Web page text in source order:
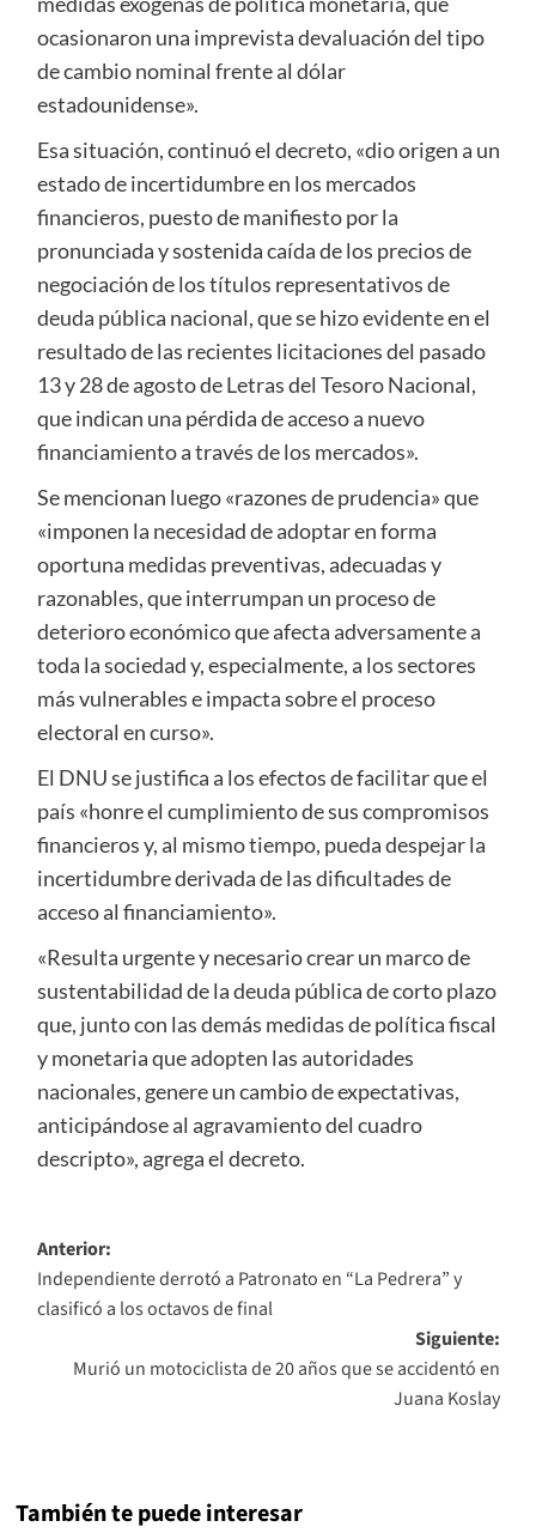
ocasionaron una imprevista devaluación del tipo
de cambio nominal frente al dólar
estadounidense».
Esa situación, continuó el decreto, «dio origen a un
estado de incertidumbre en los mercados
financieros, puesto de manifiesto por la
pronunciada y sostenida caída de los precios de
negociación de los títulos representativos de
deuda pública nacional, que se hizo evidente en el
resultado de las recientes licitaciones del pasado
13 y 28 de agosto de Letras del Tesoro Nacional,
que indican una pérdida de acceso a nuevo
financiamiento a través de los mercados».
Se mencionan luego «razones de prudencia» que
«imponen la necesidad de adoptar en forma
oportuna medidas preventivas, adecuadas y
razonables, que interrumpan un proceso de
deterioro económico que afecta adversamente a
toda la sociedad y, especialmente, a los sectores
más vulnerables e impacta sobre el proceso
electoral en curso».
El DNU se justifica a los efectos de facilitar que el
país «honre el cumplimiento de sus compromisos
financieros y, al mismo tiempo, pueda despejar la
incertidumbre derivada de las dificultades de
acceso al financiamiento».
«Resulta urgente y necesario crear un marco de
sustentabilidad de la deuda pública de corto plazo
que, junto con las demás medidas de política fiscal
y monetaria que adopten las autoridades
nacionales, genere un cambio de expectativas,
anticipándose al agravamiento del cuadro
descripto», agrega el decreto.
Navegación
de
entradas
Anterior:
Independiente derrotó a Patronato en “La Pedrera” y
clasificó a los octavos de final
Siguiente:
Murió un motociclista de 20 años que se accidentó en
Juana Koslay
También te puede interesar